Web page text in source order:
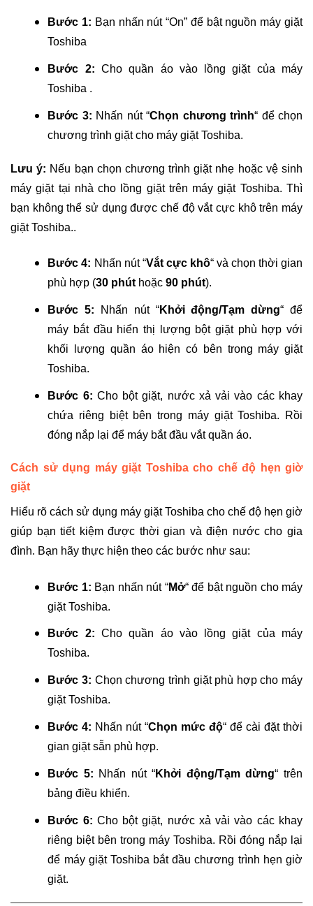
Bước 1: Bạn nhấn nút “On” để bật nguồn máy giặt
Toshiba
Bước 2: Cho quần áo vào lồng giặt của máy
Toshiba .
Bước 3: Nhấn nút “Chọn chương trình“ để chọn
chương trình giặt cho máy giặt Toshiba.
Lưu ý: Nếu bạn chọn chương trình giặt nhẹ hoặc vệ sinh
máy giặt tại nhà cho lồng giặt trên máy giặt Toshiba. Thì
bạn không thể sử dụng được chế độ vắt cực khô trên máy
giặt Toshiba..
Bước 4: Nhấn nút “Vắt cực khô“ và chọn thời gian
phù hợp (30 phút hoặc90 phút).
Bước 5: Nhấn nút “Khởi động/Tạm dừng“ để
máy bắt đầu hiển thị lượng bột giặt phù hợp với
khối lượng quần áo hiện có bên trong máy giặt
Toshiba.
Bước 6: Cho bột giặt, nước xả vải vào các khay
chứa riêng biệt bên trong máy giặt Toshiba. Rồi
đóng nắp lại để máy bắt đầu vắt quần áo.
Cách sử dụng máy giặt Toshiba cho chế độ hẹn giờ
giặt
Hiểu rõ cách sử dụng máy giặt Toshiba cho chế độ hẹn giờ
giúp bạn tiết kiệm được thời gian và điện nước cho gia
đình. Bạn hãy thực hiện theo các bước như sau:
Bước 1: Bạn nhấn nút “Mở“ để bật nguồn cho máy
giặt Toshiba.
Bước 2: Cho quần áo vào lồng giặt của máy
Toshiba.
Bước 3: Chọn chương trình giặt phù hợp cho máy
giặt Toshiba.
Bước 4: Nhấn nút “Chọn mức độ“ để cài đặt thời
gian giặt sẵn phù hợp.
Bước 5: Nhấn nút “Khởi động/Tạm dừng“ trên
bảng điều khiển.
Bước 6: Cho bột giặt, nước xả vải vào các khay
riêng biệt bên trong máy Toshiba. Rồi đóng nắp lại
để máy giặt Toshiba bắt đầu chương trình hẹn giờ
giặt.